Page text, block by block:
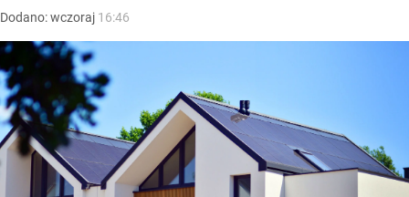
Dodano:wczoraj 16:46